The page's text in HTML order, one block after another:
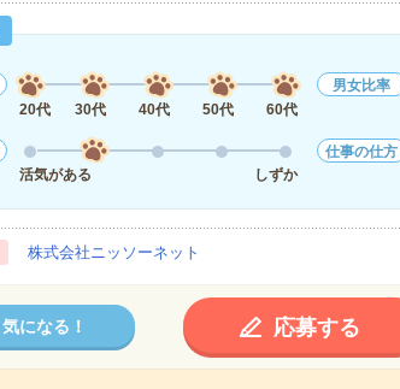
20代
30代 40代 50代 60代
男女比率
活気がある
しずか
仕事の仕方
株式会社ニッソーネット
気になる！ 応募する